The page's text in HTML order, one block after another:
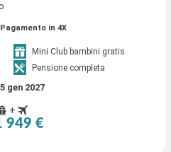
Pagamento in 4X
Mini Club bambini gratis
Pensione completa
gen 2027
+
949 €